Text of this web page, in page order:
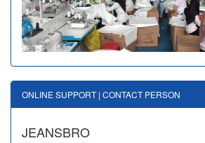
ONLINE SUPPORT | CONTACT PERSON
JEANSBRO